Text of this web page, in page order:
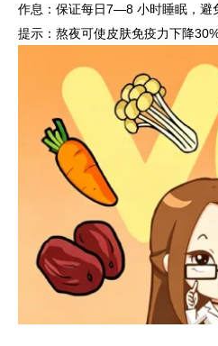
作息：保证每日7—8 小时睡眠，避
提示：熬夜可使皮肤免疫力下降